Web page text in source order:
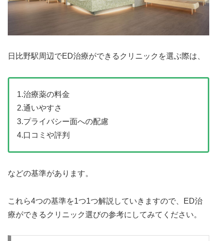
日比野駅周辺でED治療ができるクリニックを選ぶ際は、
1.治療薬の料金
2.通いやすさ
3.プライバシー面への配慮
4.口コミや評判
などの基準があります。
これら4つの基準を1つ1つ解説していきますので、ED治
療ができるクリニック選びの参考にしてみてください。